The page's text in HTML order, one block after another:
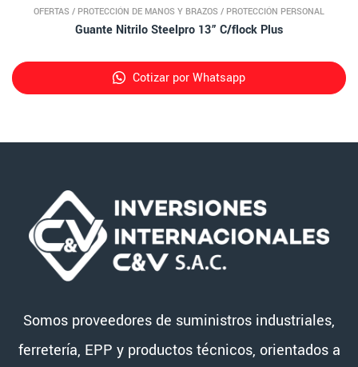
OFERTAS / PROTECCIÓN DE MANOS Y BRAZOS / PROTECCIÓN PERSONAL
Guante Nitrilo Steelpro 13” C/flock Plus
Cotizar por Whatsapp
Somos proveedores de suministros industriales,
ferretería, EPP y productos técnicos, orientados a